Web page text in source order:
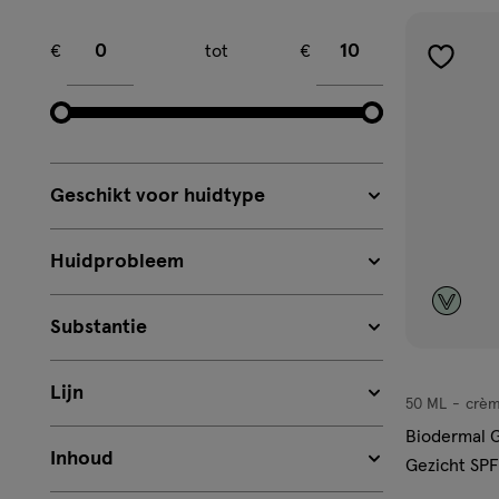
€
tot
€
Geschikt voor huidtype
Huidprobleem
Substantie
Lijn
Inhoud
crème
50 ML
Biodermal
Gezicht